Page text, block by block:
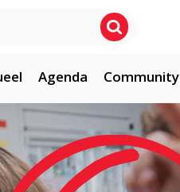
Agenda Community